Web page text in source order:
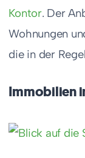
Kontor. Der
Wohnungen
die in der
Immobilien